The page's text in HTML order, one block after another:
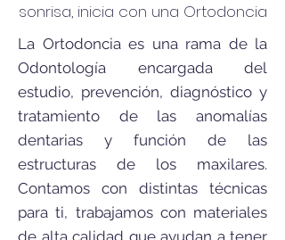
sonrisa, inicia con una Ortodoncia
La Ortodoncia es una rama de la
Odontología encargada del
estudio, prevención, diagnóstico y
tratamiento de las anomalías
dentarias y función de las
estructuras de los maxilares.
Contamos con distintas técnicas
para ti, trabajamos con materiales
de alta calidad que ayudan a tener